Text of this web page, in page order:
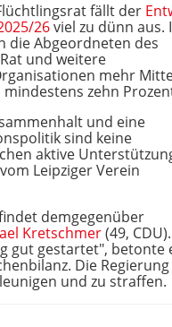
fällt der
26viel zu dünn aus.
die Abgeordneten des
und weitere
mehr
zehn
und eine
sind keine
aktive
Leipziger Verein
demgegenüber
Kretschmer(49, CDU).
gut gestartet", betonte
Die Regierung
und zu straffen.